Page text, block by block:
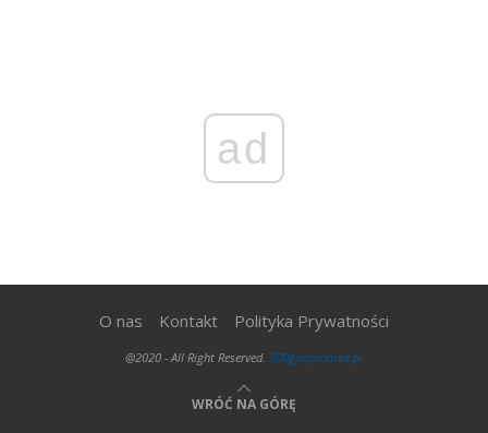
ad
O nas Kontakt Polityka Prywatności
@2020 - All Right Reserved. 300gospodarka.pl
WRÓĆ NA GÓRĘ